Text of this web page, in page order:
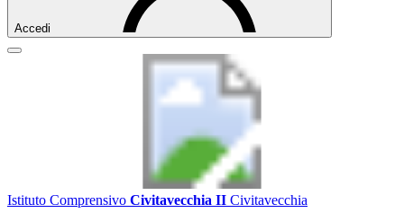
Accedi
Istituto Comprensivo Civitavecchia II Civitavecchia